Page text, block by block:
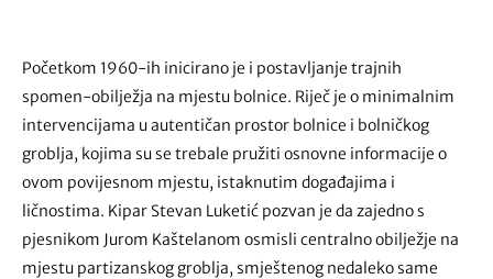
Početkom 1960-ih inicirano je i postavljanje trajnih
spomen-obilježja na mjestu bolnice. Riječ je o minimalnim
intervencijama u autentičan prostor bolnice i bolničkog
groblja, kojima su se trebale pružiti osnovne informacije o
ovom povijesnom mjestu, istaknutim događajima i
ličnostima. Kipar Stevan Luketić pozvan je da zajedno s
pjesnikom Jurom Kaštelanom osmisli centralno obilježje na
mjestu partizanskog groblja, smještenog nedaleko same